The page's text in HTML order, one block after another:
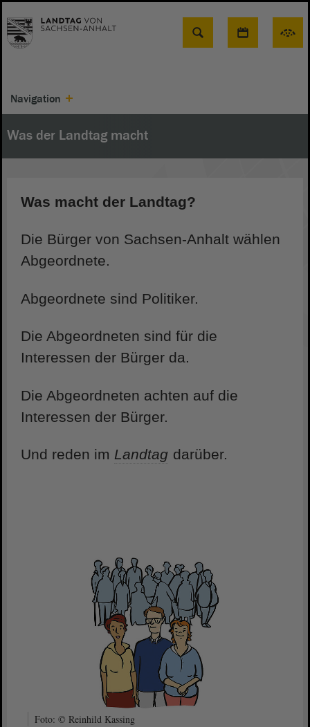
Suche
Navigation
Was der Landtag macht
Was macht der Landtag?
Die Bürger von Sachsen-Anhalt wählen
Abgeordnete.
Abgeordnete sind Politiker.
Die Abgeordneten sind für die
Interessen der Bürger da.
Die Abgeordneten achten auf die
Interessen der Bürger.
Und reden im Landtag darüber.
Foto: © Reinhild Kassing